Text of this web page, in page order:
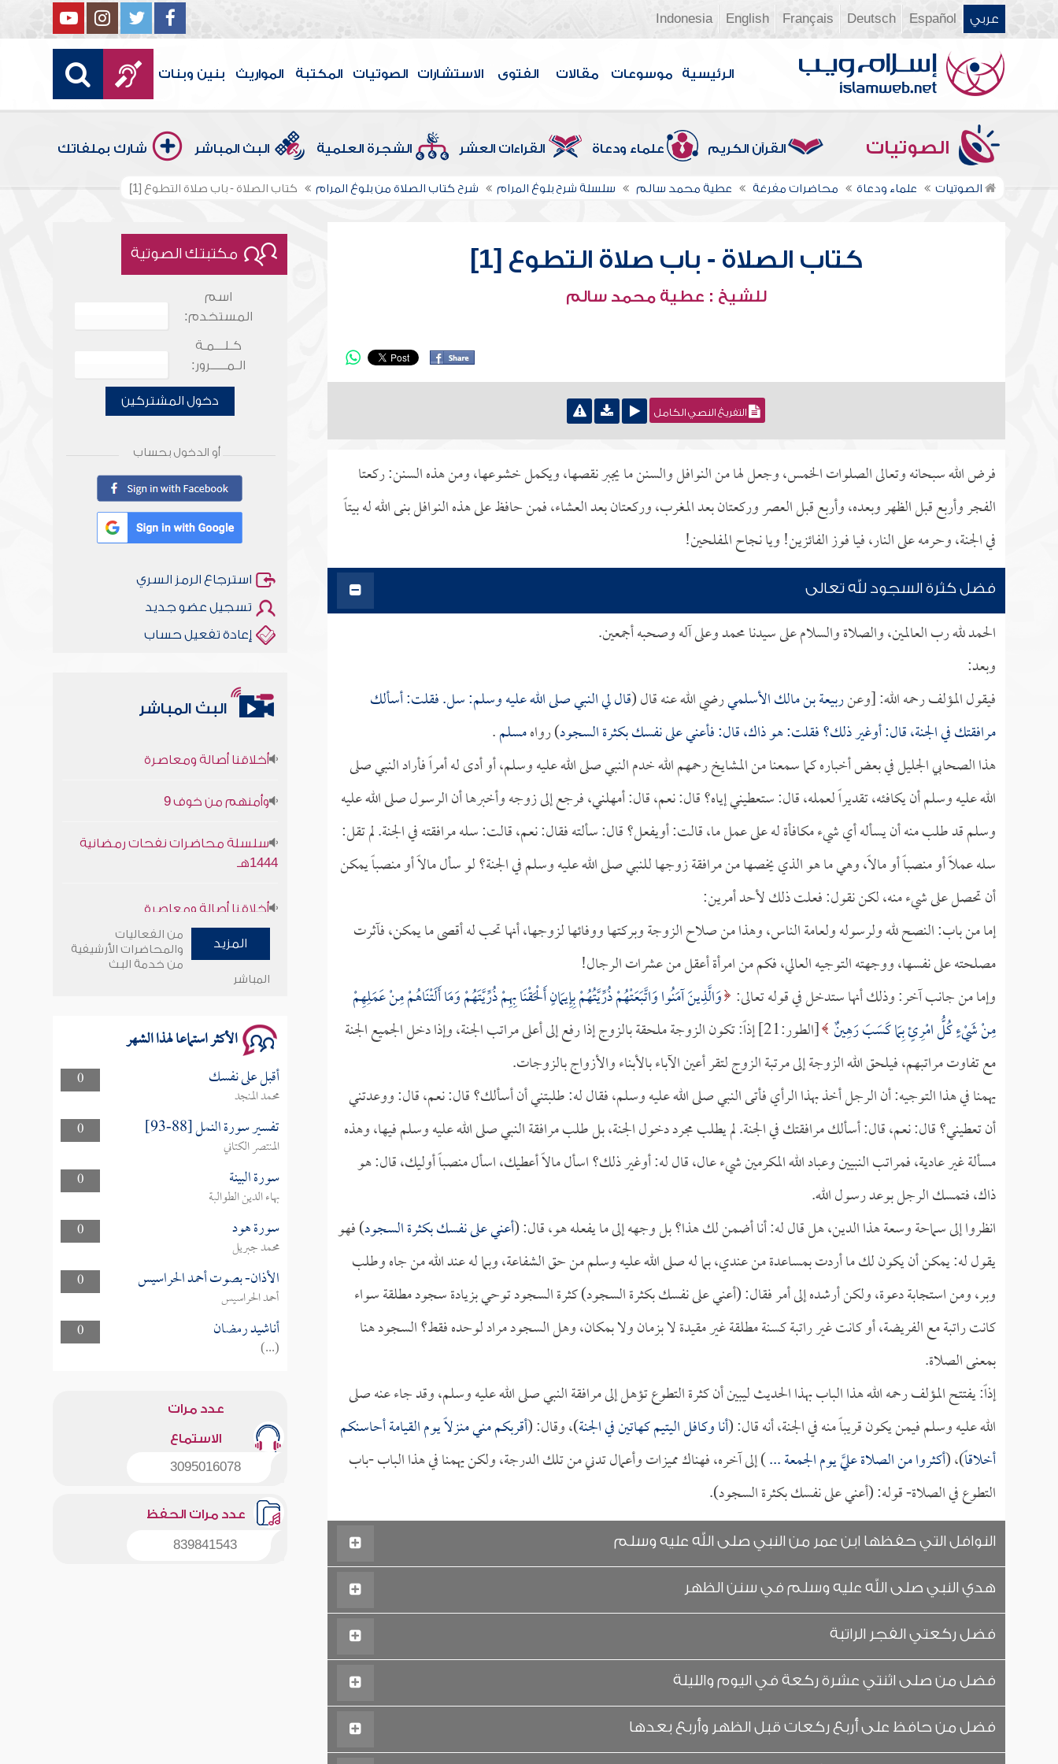
عربي Español
Deutsch
Français
English
Indonesia
الرئيسية موسوعات مقالات الفتوى الاستشارات الصوتيات المكتبة المواريث بنين وبنات
الصوتيات القرآن الكريم علماء ودعاة القراءات العشر الشجرة العلمية البث المباشر شارك بملفاتك
الصوتيات علماء ودعاة محاضرات مفرغة عطية محمد سالم سلسلة شرح بلوغ المرام شرح كتاب الصلاة من بلوغ المرام كتاب الصلاة - باب صلاة التطوع [1]
كتاب الصلاة - باب صلاة التطوع [1]
للشيخ : عطية محمد سالم
التفريغ النصي الكامل
فرض الله سبحانه وتعالى الصلوات الخمس، وجعل لها من النوافل والسنن ما يجبر نقصها، ويكمل خشوعها، ومن هذه السنن: ركعتا
الفجر وأربع قبل الظهر وبعده، وأربع قبل العصر وركعتان بعد المغرب، وركعتان بعد العشاء، فمن حافظ على هذه النوافل بنى الله له بيتاً
في الجنة، وحرمه على النار، فيا فوز الفائزين! ويا نجاح المفلحين!
فضل كثرة السجود لله تعالى
الحمد لله رب العالمين، والصلاة والسلام على سيدنا محمد وعلى آله وصحبه أجمعين.
وبعد:
فيقول المؤلف رحمه الله: [وعنربيعة بن مالك الأسلميرضي الله عنه قال (قال لي النبي صلى الله عليه وسلم: سل. فقلت: أسألك
مرافقتك في الجنة، قال: أوغير ذلك؟ فقلت: هو ذاك، قال: فأعني على نفسك بكثرة السجود) رواهمسلم.
هذا الصحابي الجليل في بعض أخباره كما سمعنا من المشايخ رحمهم الله خدم النبي صلى الله عليه وسلم، أو أدى له أمراً فأراد النبي صلى
الله عليه وسلم أن يكافئه، تقديراً لعمله، قال: ستعطيني إياه؟ قال: نعم، قال: أمهلني، فرجع إلى زوجه وأخبرها أن الرسول صلى الله عليه
وسلم قد طلب منه أن يسأله أي شيء مكافأة له على عمل ما، قالت: أويفعل؟ قال: سألته فقال: نعم، قالت: سله مرافقته في الجنة. لم تقل:
سله عملاً أو منصباً أو مالاً، وهي ما هو الذي يخصها من مرافقة زوجها للنبي صلى الله عليه وسلم في الجنة؟ لو سأل مالاً أو منصباً يمكن
أن تحصل على شيء منه، لكن نقول: فعلت ذلك لأحد أمرين:
إما من باب: النصح لله ولرسوله ولعامة الناس، وهذا من صلاح الزوجة وبركتها ووفائها لزوجها، أنها تحب له أقصى ما يمكن، فآثرت
مصلحته على نفسها، ووجهته التوجيه العالي، فكم من امرأة أعقل من عشرات الرجال!
وإما من جانب آخر: وذلك أنها ستدخل في قوله تعالى: وَالَّذِينَ آمَنُوا وَاتَّبَعَتْهُمْ ذُرِّيَّتُهُمْ بِإِيمَانٍ أَلْحَقْنَا بِهِمْ ذُرِّيَّتَهُمْ وَمَا أَلَتْنَاهُمْ مِنْ عَمَلِهِمْ
مِنْ شَيْءٍ كُلُّ امْرِئٍ بِمَا كَسَبَ رَهِينٌ
[الطور:21] إذاً: تكون الزوجة ملحقة بالزوج إذا رفع إلى أعلى مراتب الجنة، وإذا دخل الجميع الجنة
مع تفاوت مراتبهم، فيلحق الله الزوجة إلى مرتبة الزوج لتقر أعين الآباء بالأبناء والأزواج بالزوجات.
يهمنا في هذا التوجيه: أن الرجل أخذ بهذا الرأي فأتى النبي صلى الله عليه وسلم، فقال له: طلبتني أن أسألك؟ قال: نعم، قال: ووعدتني
أن تعطيني؟ قال: نعم، قال: أسألك مرافقتك في الجنة. لم يطلب مجرد دخول الجنة، بل طلب مرافقة النبي صلى الله عليه وسلم فيها، وهذه
مسألة غير عادية، فمراتب النبيين وعباد الله المكرمين شيء عال، قال له: أوغير ذلك؟ اسأل مالاً أعطيك، اسأل منصباً أوليك، قال: هو
ذاك، فتمسك الرجل بوعد رسول الله.
انظروا إلى سماحة وسعة هذا الدين، هل قال له: أنا أضمن لك هذا؟ بل وجهه إلى ما يفعله هو، قال: (أعني على نفسك بكثرة السجود) فهو
يقول له: يمكن أن يكون لك ما أردت بمساعدة من عندي، بما له صلى الله عليه وسلم من حق الشفاعة، وبما له عند الله من جاه وطلب
وبر، ومن استجابة دعوة، ولكن أرشده إلى أمر فقال: (أعني على نفسك بكثرة السجود) كثرة السجود توحي بزيادة سجود مطلقة سواء
كانت راتبة مع الفريضة، أو كانت غير راتبة كسنة مطلقة غير مقيدة لا بزمان ولا بمكان، وهل السجود مراد لوحده فقط؟ السجود هنا
بمعنى الصلاة.
إذاً: يفتتح المؤلف رحمه الله هذا الباب بهذا الحديث ليبين أن كثرة التطوع تؤهل إلى مرافقة النبي صلى الله عليه وسلم، وقد جاء عنه صلى
الله عليه وسلم فيمن يكون قريباً منه في الجنة، أنه قال: (أنا وكافل اليتيم كهاتين في الجنة)، وقال: (أقربكم مني منزلاً يوم القيامة أحاسنكم
أخلاقاً)، (أكثروا من الصلاة عليَّ يوم الجمعة ...) إلى آخره، فهناك مميزات وأعمال تدني من تلك الدرجة، ولكن يهمنا في هذا الباب -باب
التطوع في الصلاة- قوله: (أعني على نفسك بكثرة السجود).
النوافل التي حفظها ابن عمر من النبي صلى الله عليه وسلم
هدي النبي صلى الله عليه وسلم في سنن الظهر
فضل ركعتي الفجر الراتبة
فضل من صلى اثنتي عشرة ركعة في اليوم والليلة
فضل من حافظ على أربع ركعات قبل الظهر وأربع بعدها
مكتبتك الصوتية
اسم
المستخدم:
كـلـــمـة
الـمـــــرور:
دخول المشتركين
أو الدخول بحساب
استرجاع الرمز السري
تسجيل عضو جديد
إعادة تفعيل حساب
البث المباشر
1444هـ
وأمنهم من خوف 9
سلسلة محاضرات نفحات رمضانية
المزيد
من الفعاليات
والمحاضرات الأرشيفية
من خدمة البث
المباشر
الأكثر استماعا لهذا الشهر
0 أقبل على نفسك
محمد المنجد
0
تفسير سورة النمل [88-93]
المنتصر الكتاني
0
سورة البينة
بهاء الدين الطوالبة
0
سورة هود
محمد جبريل
0
الأذان- بصوت أحمد الحراسيس
أحمد الحراسيس
0
أناشيد رمضان
(...)
عدد مرات
الاستماع
3095016078
عدد مرات الحفظ
839841543